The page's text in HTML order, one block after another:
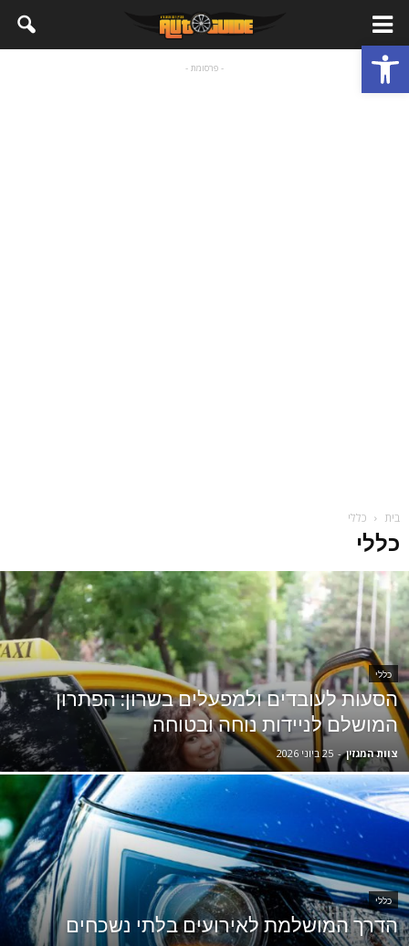
פתח סרגל נגישות - פרסומת -
בית כללי
כללי
כללי
הסעות לעובדים ולמפעלים בשרון: הפתרון
המושלם לניידות נוחה ובטוחה
צוות המגזין - 25 ביוני 2026
כללי
הדרך המושלמת לאירועים בלתי נשכחים